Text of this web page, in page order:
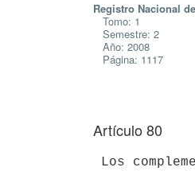
Registro Nacional
Tomo: 1
Semestre: 2
Año: 2008
Página: 1117
Artículo 80